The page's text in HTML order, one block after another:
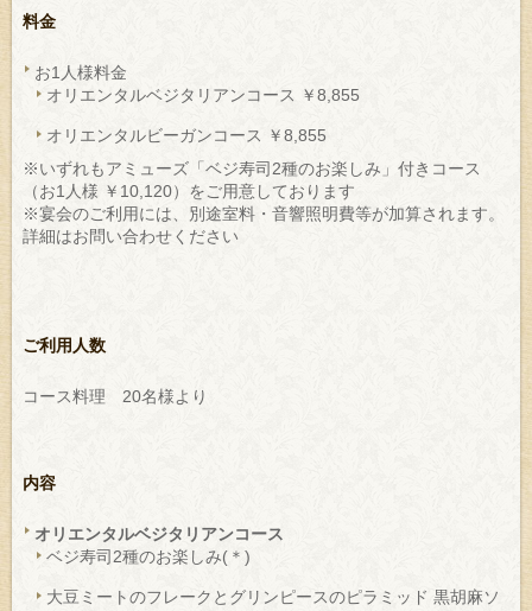
料金
お1人様料金
オリエンタルベジタリアンコース ￥8,855
オリエンタルビーガンコース ￥8,855
※いずれもアミューズ「ベジ寿司2種のお楽しみ」付きコース
（お1人様 ￥10,120）をご用意しております
※宴会のご利用には、別途室料・音響照明費等が加算されます。
詳細はお問い合わせください
ご利用人数
コース料理 20名様より
内容
オリエンタルベジタリアンコース
ベジ寿司2種のお楽しみ(＊)
大豆ミートのフレークとグリンピースのピラミッド 黒胡麻ソ